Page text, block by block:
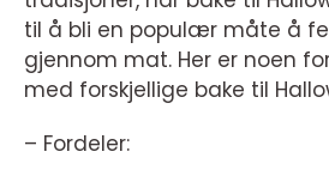
til å bli en populær måte å
gjennom mat. Her er noen
med forskjellige bake til
– Fordeler: